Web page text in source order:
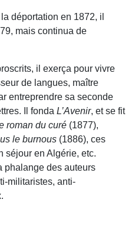
déportation en 1872, il
mais continua de
il exerça pour vivre
de langues, maître
entreprendre sa seconde
Il fonda L’Avenir, et se fit
roman du curé (1877),
le burnous (1886), ces
séjour en Algérie, etc.
phalange des auteurs
militaristes, anti-